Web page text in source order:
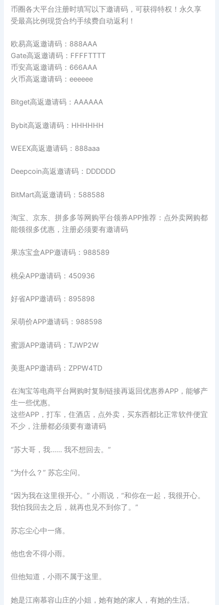
币圈各大平台注册时填写以下邀请码，可获得特权！永久享
受最高比例现货合约手续费自动返利！
欧易高返邀请码：888AAA
Gate高返邀请码：FFFFTTTT
币安高返邀请码：666AAA
火币高返邀请码：eeeeee
Bitget高返邀请码：AAAAAA
Bybit高返邀请码：HHHHHH
WEEX高返邀请码：888aaa
Deepcoin高返邀请码：DDDDDD
BitMart高返邀请码：588588
淘宝、京东、拼多多等网购平台领券APP推荐：点外卖网购都
能领很多优惠，注册必须要有邀请码
果冻宝盒APP邀请码：988589
桃朵APP邀请码：450936
好省APP邀请码：895898
呆萌价APP邀请码：988598
蜜源APP邀请码：TJWP2W
美逛APP邀请码：ZPPW4TD
在淘宝等电商平台网购时复制链接再返回优惠券APP，能够产
生一些优惠。
这些APP，打车，住酒店，点外卖，买东西都比正常软件便宜
不少，注册都必须要有邀请码
“苏大哥，我…… 我不想回去。”
“为什么？” 苏忘尘问。
“因为我在这里很开心。” 小雨说，“和你在一起，我很开心。
我怕我回去之后，就再也见不到你了。”
苏忘尘心中一痛。
他也舍不得小雨。
但他知道，小雨不属于这里。
她是江南慕容山庄的小姐，她有她的家人，有她的生活。